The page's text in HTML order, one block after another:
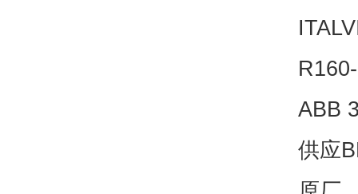
ABB
供应